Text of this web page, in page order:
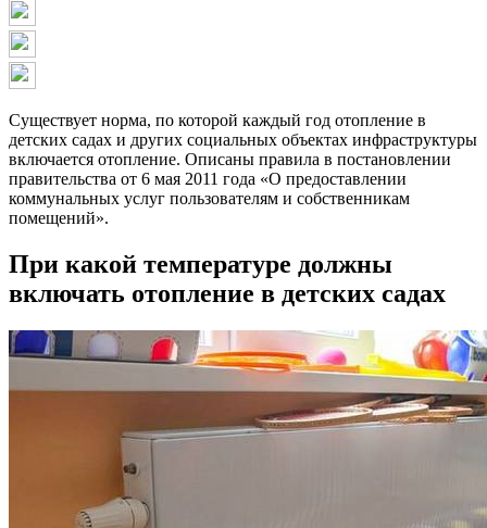
Существует норма, по которой каждый год отопление в
детских садах и других социальных объектах инфраструктуры
включается отопление. Описаны правила в постановлении
правительства от 6 мая 2011 года «О предоставлении
коммунальных услуг пользователям и собственникам
помещений».
При какой температуре должны
включать отопление в детских садах